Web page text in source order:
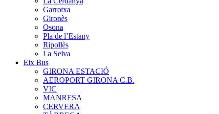
Garrotxa
Gironès
Osona
Pla de l’Estany
Ripollès
La Selva
Eix Bus
GIRONA ESTACIÓ
AEROPORT GIRONA C.B.
VIC
MANRESA
CERVERA